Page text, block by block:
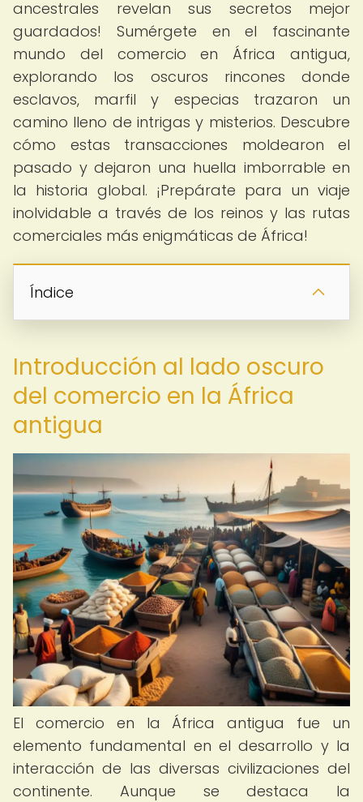
ancestrales revelan sus secretos mejor
guardados! Sumérgete en el fascinante
mundo del comercio en África antigua,
explorando los oscuros rincones donde
esclavos, marfil y especias trazaron un
camino lleno de intrigas y misterios. Descubre
cómo estas transacciones moldearon el
pasado y dejaron una huella imborrable en
la historia global. ¡Prepárate para un viaje
inolvidable a través de los reinos y las rutas
comerciales más enigmáticas de África!
Índice
Introducción al lado oscuro
del comercio en la África
antigua
El comercio en la África antigua fue un
elemento fundamental en el desarrollo y la
interacción de las diversas civilizaciones del
continente. Aunque se destaca la